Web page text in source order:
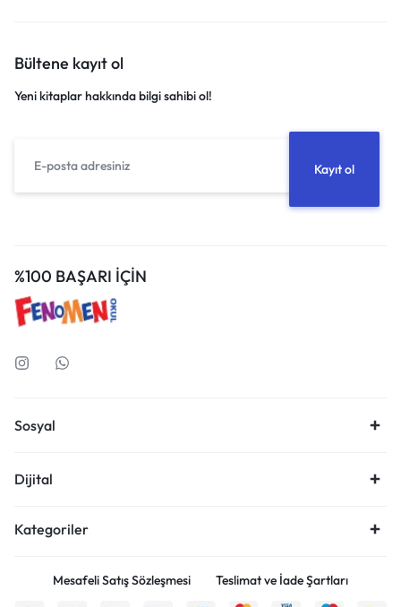
Bültene kayıt ol
Yeni kitaplar hakkında bilgi sahibi ol!
%100 BAŞARI İÇİN
Sosyal
Dijital
Kategoriler
Mesafeli Satış Sözleşmesi Teslimat ve İade Şartları